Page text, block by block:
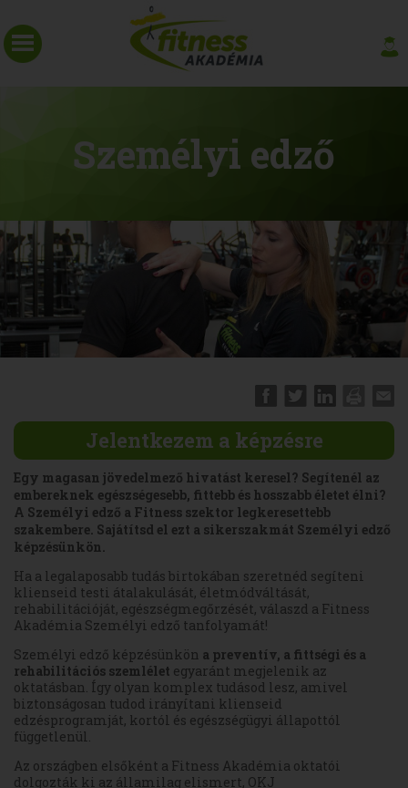
Személyi edző
Jelentkezem a képzésre
Egy magasan jövedelmező hivatást keresel? Segítenél az
embereknek egészségesebb, fittebb és hosszabb életet élni?
A Személyi edző a Fitness szektor legkeresettebb
szakembere. Sajátítsd el ezt a sikerszakmát Személyi edző
képzésünkön.
Ha a legalaposabb tudás birtokában szeretnéd segíteni
klienseid testi átalakulását, életmódváltását,
rehabilitációját, egészségmegőrzését, válaszd a Fitness
Akadémia Személyi edző tanfolyamát!
Személyi edző képzésünkön a preventív, a fittségi és a
rehabilitációs szemlélet egyaránt megjelenik az
oktatásban. Így olyan komplex tudásod lesz, amivel
biztonságosan tudod irányítani klienseid
edzésprogramját, kortól és egészségügyi állapottól
függetlenül.
Az országben elsőként a Fitness Akadémia oktatói
dolgozták ki az államilag elismert, OKJ